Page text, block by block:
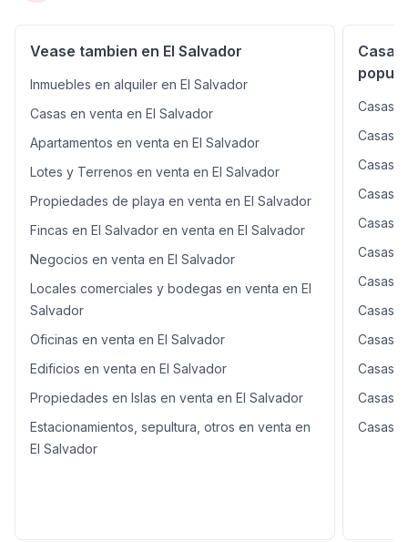
Vease tambien en El Salvador
Inmuebles en alquiler en El Salvador
Casas en venta en El Salvador
Apartamentos en venta en El Salvador
Lotes y Terrenos en venta en El Salvador
Propiedades de playa en venta en El Salvador
Fincas en El Salvador en venta en El Salvador
Negocios en venta en El Salvador
Locales comerciales y bodegas en venta en El
Salvador
Oficinas en venta en El Salvador
Edificios en venta en El Salvador
Propiedades en Islas en venta en El Salvador
Estacionamientos, sepultura, otros en venta en
El Salvador
Casas
Casas
Casas
Casas
Casas
Casas
Casas
Casas
Casas
Casas
Casas
Casas